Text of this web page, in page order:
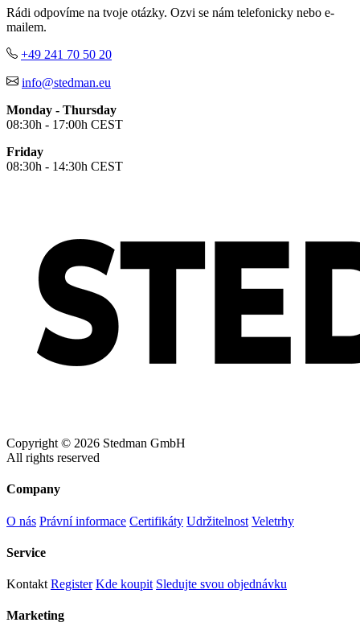
Orange (ORA)
Cyber Orange (COR)
Salmon (SAL)
Yellow (YEL)
Sunflower Yellow (SUN)
Bright Lime (BLI)
Kiwi Green (KIW)
Kelly Green (KEG)
Natural (NAT)
Blue Midnight Dip (BMD)
Light Grey Melange (LGM)
Rádi odpovíme na tvoje otázky. Ozvi se nám telefonicky nebo e-
mailem.
+49 241 70 50 20
info@stedman.eu
Monday - Thursday
08:30h - 17:00h CEST
Friday
08:30h - 14:30h CEST
Copyright © 2026 Stedman GmbH
All rights reserved
Company
O nás Právní informace Certifikáty Udržitelnost Veletrhy
Service
Kontakt Register Kde koupit Sledujte svou objednávku
Marketing